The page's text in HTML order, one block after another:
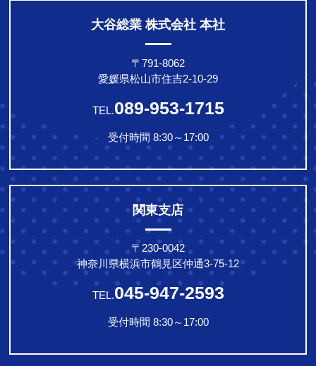
大谷総業 株式会社 本社
〒791-8062
愛媛県松山市住吉2-10-29
TEL.089-953-1715
受付時間 8:30～17:00
関東支店
〒230-0042
神奈川県横浜市鶴見区仲通3-75-12
TEL.045-947-2593
受付時間 8:30～17:00